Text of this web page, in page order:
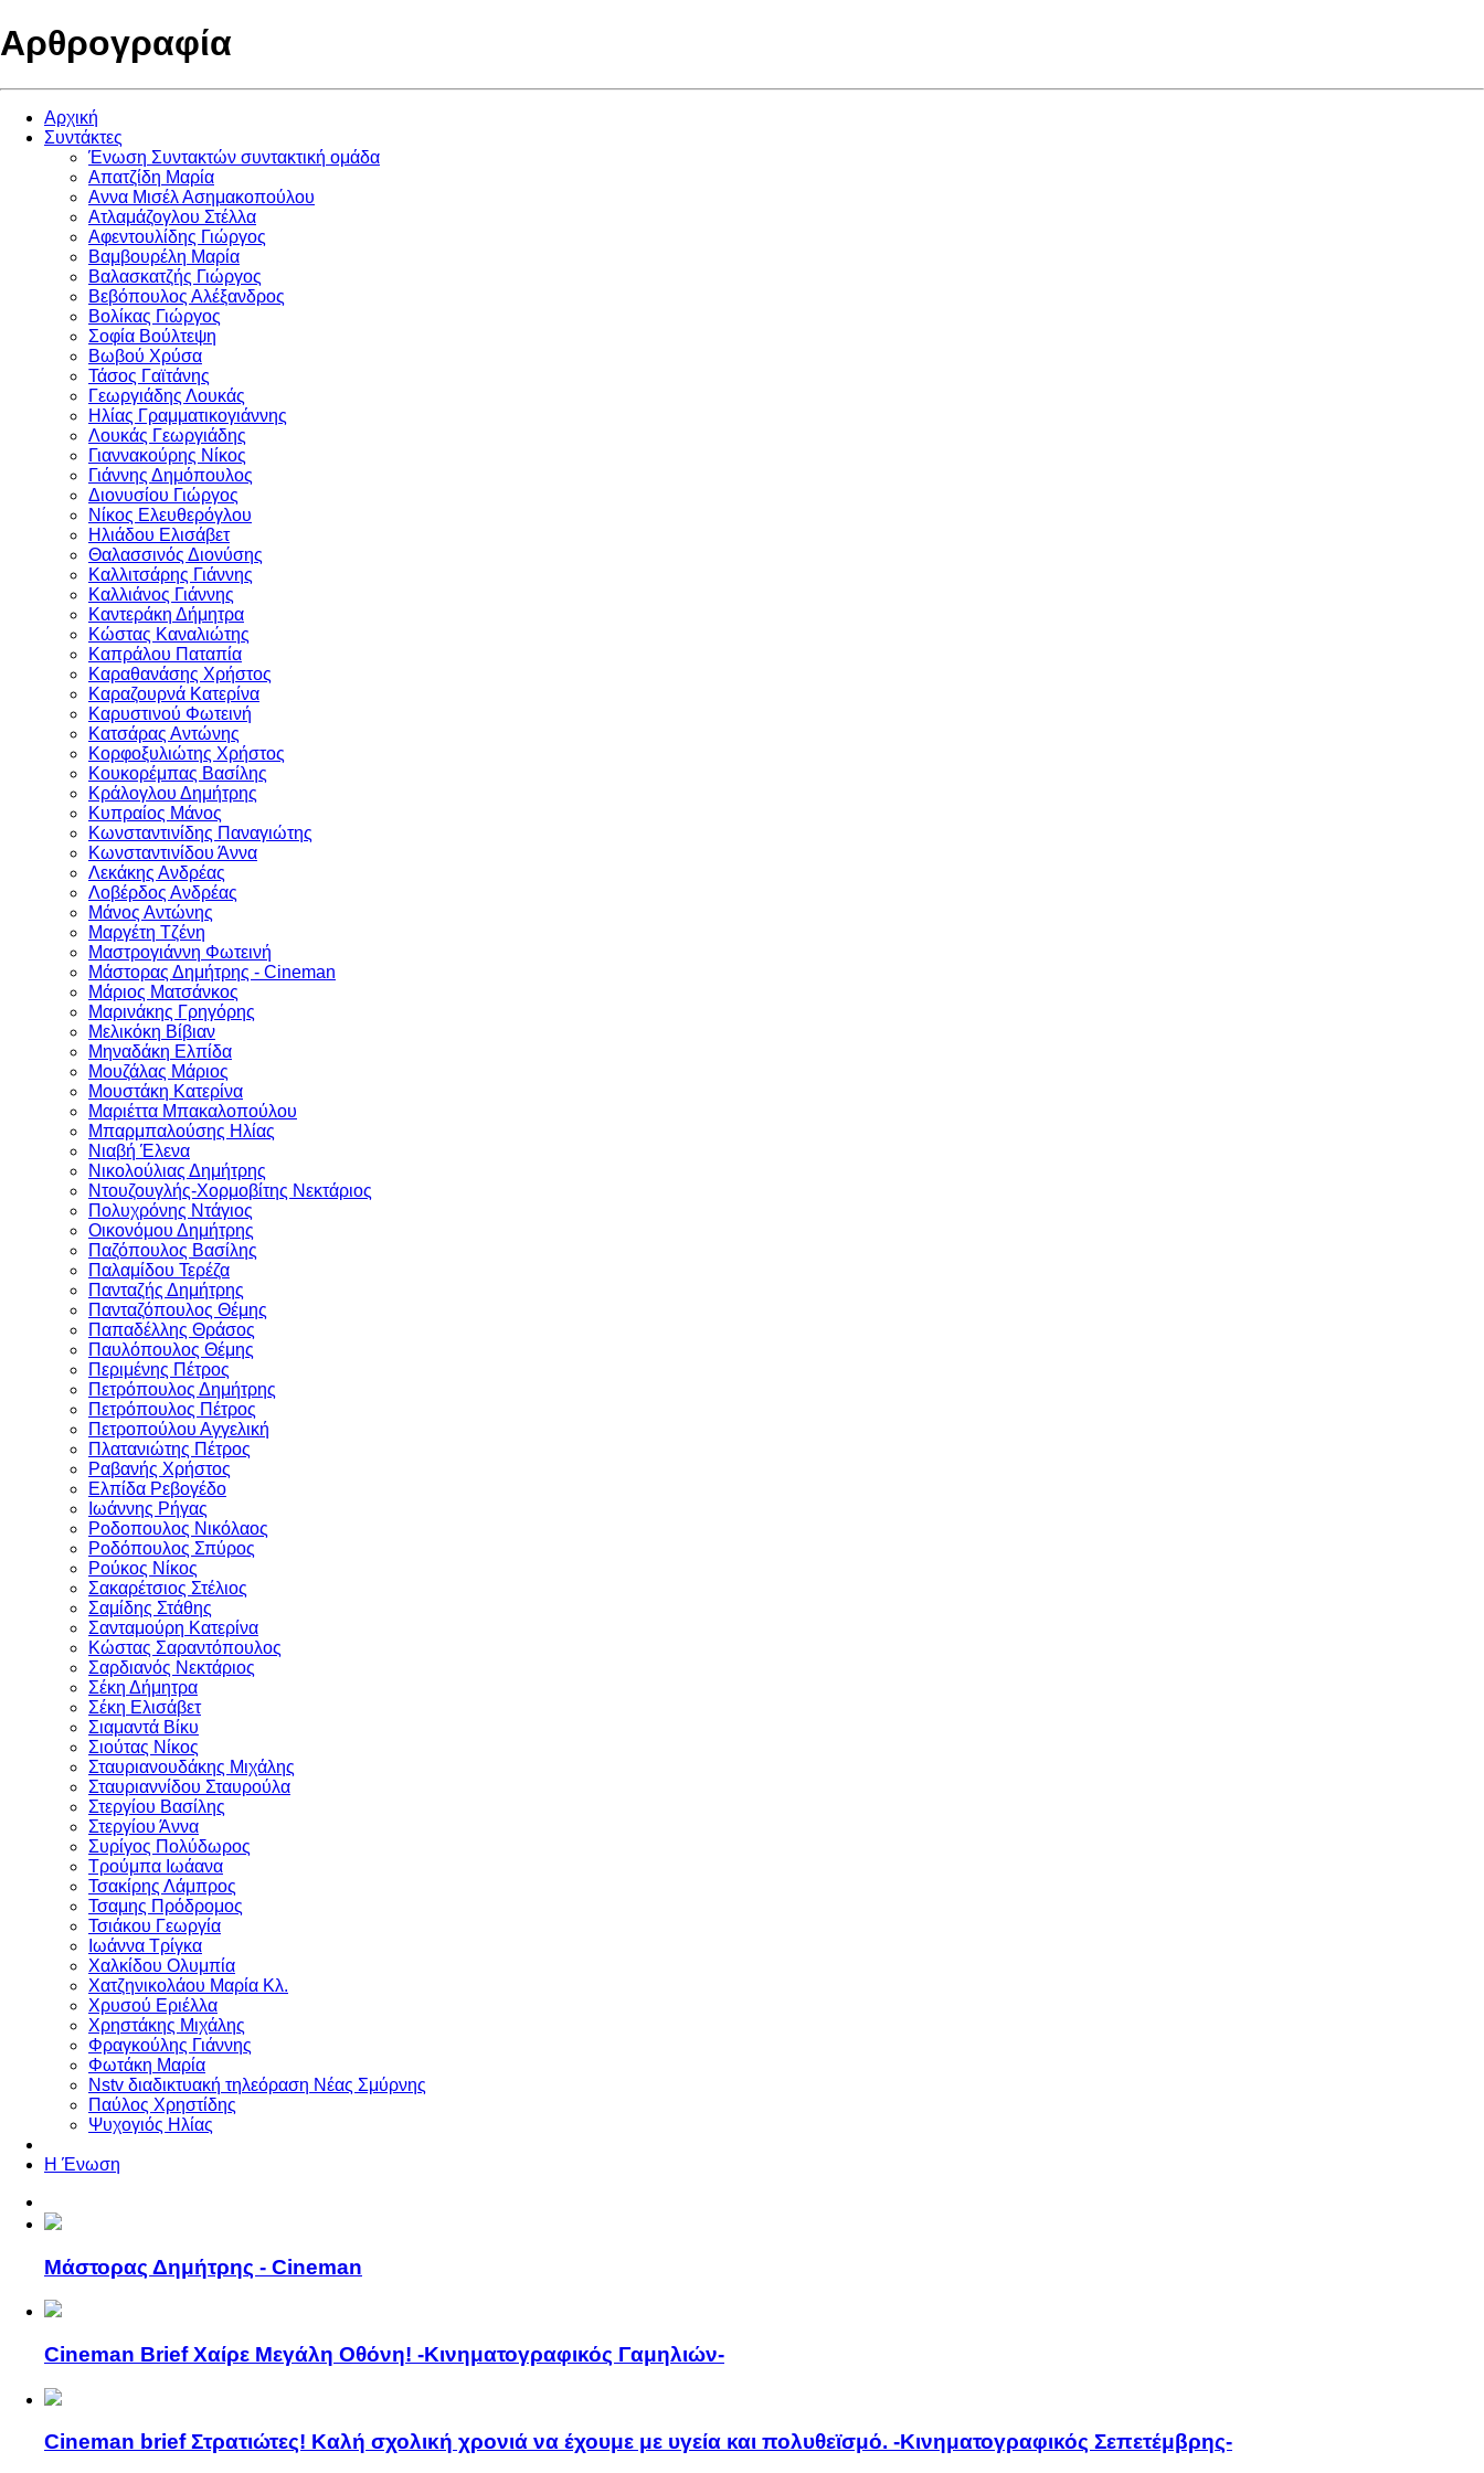
Αρθρογραφία
Αρχική
Συντάκτες
Ένωση Συντακτών συντακτική ομάδα
Απατζίδη Μαρία
Αννα Μισέλ Ασημακοπούλου
Ατλαμάζογλου Στέλλα
Αφεντουλίδης Γιώργος
Βαμβουρέλη Μαρία
Βαλασκατζής Γιώργος
Βεβόπουλος Αλέξανδρος
Βολίκας Γιώργος
Σοφία Βούλτεψη
Βωβού Χρύσα
Τάσος Γαϊτάνης
Γεωργιάδης Λουκάς
Ηλίας Γραμματικογιάννης
Λουκάς Γεωργιάδης
Γιαννακούρης Νίκος
Γιάννης Δημόπουλος
Διονυσίου Γιώργος
Νίκος Ελευθερόγλου
Ηλιάδου Ελισάβετ
Θαλασσινός Διονύσης
Καλλιτσάρης Γιάννης
Καλλιάνος Γιάννης
Καντεράκη Δήμητρα
Κώστας Καναλιώτης
Καπράλου Παταπία
Καραθανάσης Χρήστος
Καραζουρνά Κατερίνα
Καρυστινού Φωτεινή
Κατσάρας Αντώνης
Κoρφoξυλιώτης Χρήστος
Κουκορέμπας Βασίλης
Κράλογλου Δημήτρης
Κυπραίος Μάνος
Κωνσταντινίδης Παναγιώτης
Κωνσταντινίδου Άννα
Λεκάκης Ανδρέας
Λοβέρδος Ανδρέας
Μάνος Αντώνης
Μαργέτη Τζένη
Μαστρογιάννη Φωτεινή
Μάστορας Δημήτρης - Cineman
Μάριος Ματσάνκος
Μαρινάκης Γρηγόρης
Μελικόκη Βίβιαν
Μηναδάκη Ελπίδα
Μουζάλας Μάριος
Μουστάκη Κατερίνα
Μαριέττα Μπακαλοπούλου
Μπαρμπαλούσης Ηλίας
Νιαβή Έλενα
Νικολούλιας Δημήτρης
Ντουζουγλής-Χορμοβίτης Νεκτάριος
Πολυχρόνης Ντάγιος
Οικονόμου Δημήτρης
Παζόπουλος Βασίλης
Παλαμίδου Τερέζα
Πανταζής Δημήτρης
Πανταζόπουλος Θέμης
Παπαδέλλης Θράσος
Παυλόπουλος Θέμης
Περιμένης Πέτρος
Πετρόπουλος Δημήτρης
Πετρόπουλος Πέτρος
Πετροπούλου Αγγελική
Πλατανιώτης Πέτρος
Ραβανής Χρήστος
Ελπίδα Ρεβογέδο
Ιωάννης Ρήγας
Ροδοπουλος Νικόλαος
Ροδόπουλος Σπύρος
Ρούκος Νίκος
Σακαρέτσιος Στέλιος
Σαμίδης Στάθης
Σανταμούρη Κατερίνα
Κώστας Σαραντόπουλος
Σαρδιανός Νεκτάριος
Σέκη Δήμητρα
Σέκη Ελισάβετ
Σιαμαντά Βίκυ
Σιούτας Νίκος
Σταυριανουδάκης Μιχάλης
Σταυριαννίδου Σταυρούλα
Στεργίου Βασίλης
Στεργίου Άννα
Συρίγος Πολύδωρος
Τρούμπα Ιωάανα
Τσακίρης Λάμπρος
Τσαμης Πρόδρομος
Τσιάκου Γεωργία
Ιωάννα Τρίγκα
Χαλκίδου Ολυμπία
Χατζηνικολάου Μαρία Κλ.
Χρυσού Εριέλλα
Χρηστάκης Μιχάλης
Φραγκούλης Γιάννης
Φωτάκη Μαρία
Nstv διαδικτυακή τηλεόραση Νέας Σμύρνης
Παύλος Χρηστίδης
Ψυχογιός Ηλίας
Η Ένωση
Μάστορας Δημήτρης - Cineman
Cineman Brief Χαίρε Μεγάλη Οθόνη! -Κινηματογραφικός Γαμηλιών-
Cineman brief Στρατιώτες! Καλή σχολική χρονιά να έχουμε με υγεία και πολυθεϊσμό. -Κινηματογραφικός Σεπετέμβρης-